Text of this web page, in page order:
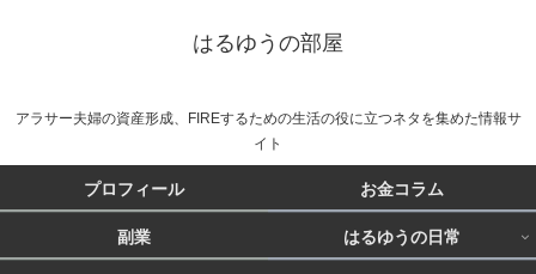
はるゆうの部屋
アラサー夫婦の資産形成、FIREするための生活の役に立つネタを集めた情報サ
イト
プロフィール お金コラム
副業 はるゆうの日常